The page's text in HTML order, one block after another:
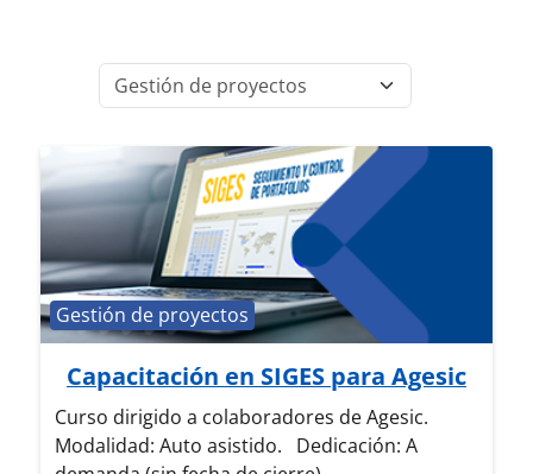
Categorías
Submit
Capacitación en SIGES para Agesic
Categoría de cursos
Gestión de proyectos
Curso dirigido a colaboradores de Agesic.
Modalidad: Auto asistido. Dedicación: A